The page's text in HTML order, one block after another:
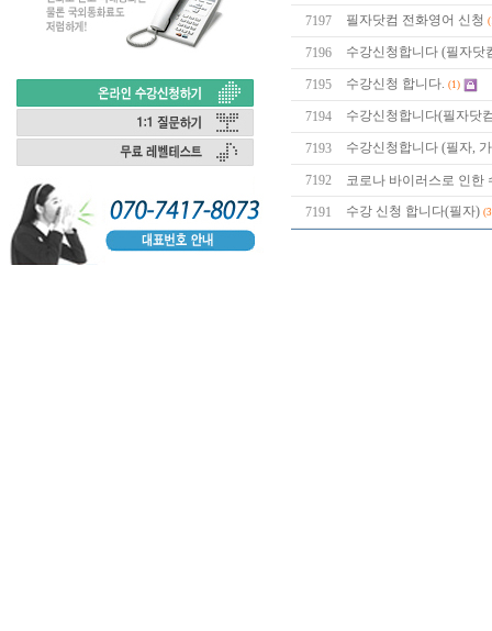
7197 필자닷컴 전화영어 신청
7196 수강신청합니다 (필자닷
7195 수강신청 합니다. (1)
7194 수강신청합니다(필자닷
7193 수강신청합니다 (필자,
7192 코로나 바이러스로 인한
7191 수강 신청 합니다(필자)